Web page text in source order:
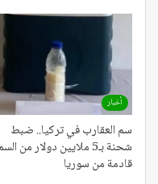
أخبار
سم العقارب في تركيا.. ضبط
شحنة بـ5 ملايين دولار من
قادمة من سوريا